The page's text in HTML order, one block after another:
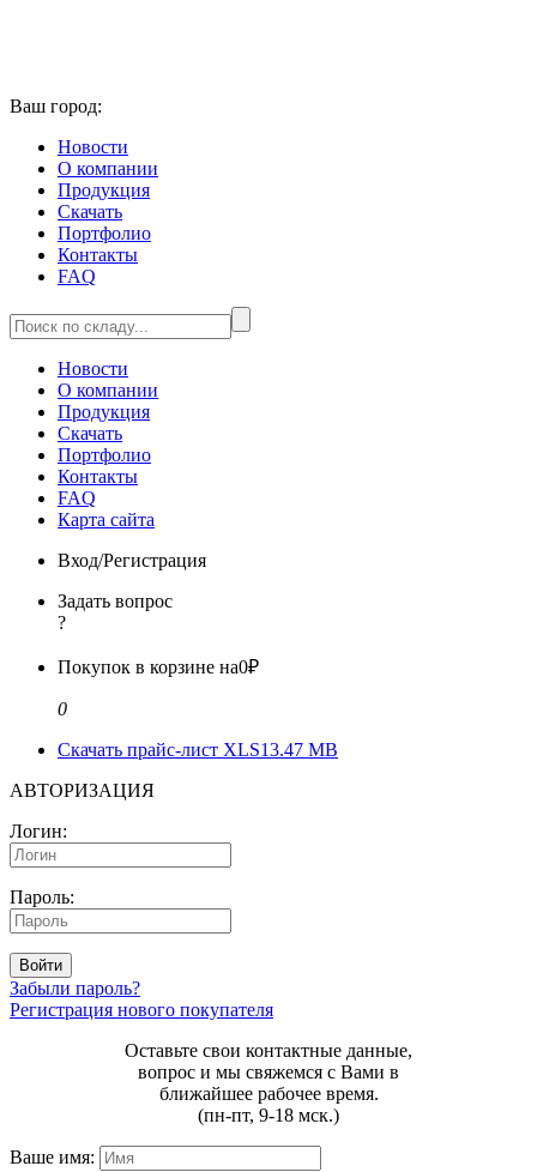
Ваш город:
Новости
О компании
Продукция
Скачать
Портфолио
Контакты
FAQ
Новости
О компании
Продукция
Скачать
Портфолио
Контакты
FAQ
Карта сайта
Вход/Регистрация
Задать вопрос
?
Покупок в корзине на0₽
0
Скачать прайс-лист XLS13.47 MB
АВТОРИЗАЦИЯ
Логин:
Пароль:
Войти
Забыли пароль?
Регистрация нового покупателя
Оставьте свои контактные данные,
вопрос и мы свяжемся с Вами в
ближайшее рабочее время.
(пн-пт, 9-18 мск.)
Ваше имя: